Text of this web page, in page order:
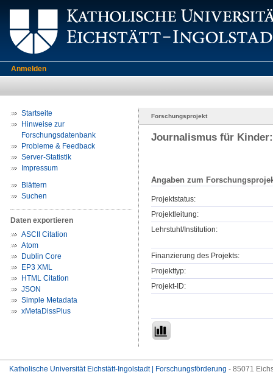
Anmelden
Startseite
Hinweise zur
Forschungsdatenbank
Probleme & Feedback
Server-Statistik
Impressum
Blättern
Suchen
Daten exportieren
ASCII Citation
Atom
Dublin Core
EP3 XML
HTML Citation
JSON
Simple Metadata
xMetaDissPlus
Forschungsprojekt
Journalismus für
Angaben zum
Projektstatus:
Projektleitung:
Lehrstuhl/Institution:
Finanzierung des Projekts:
Projekttyp:
Projekt-ID:
Katholische Universität Eichstätt-Ingolstadt | Forschungsförderung - 85071